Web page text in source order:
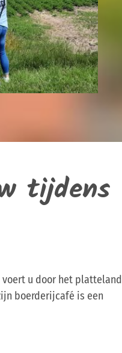
tijdens
voert u door het platteland
boerderijcafé is een